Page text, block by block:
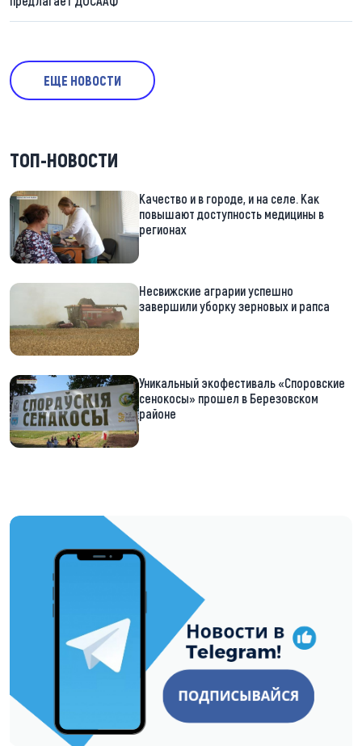
ЕЩЕ НОВОСТИ
ТОП-НОВОСТИ
Качество и в городе, и на селе. Как
повышают доступность медицины в
регионах
Несвижские аграрии успешно
завершили уборку зерновых и рапса
Уникальный экофестиваль «Споровские
сенокосы» прошел в Березовском
районе
https://t.me/minskctvby